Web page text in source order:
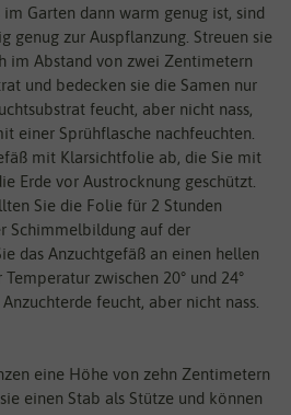
Garten dann warm genug ist, sind
genug zur Auspflanzung. Streuen sie
im Abstand von zwei Zentimetern
und bedecken sie die Samen nur
feucht, aber nicht nass,
einer Sprühflasche nachfeuchten.
mit Klarsichtfolie ab, die Sie mit
Erde vor Austrocknung geschützt.
Sie die Folie für 2 Stunden
Schimmelbildung auf der
das Anzuchtgefäß an einen hellen
zwischen 20° und 24°
feucht, aber nicht nass.
eine Höhe von zehn Zentimetern
einen Stab als Stütze und können